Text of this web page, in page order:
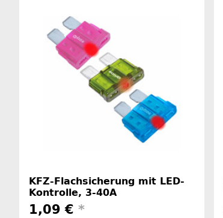
KFZ-Flachsicherung mit LED-
Kontrolle, 3-40A
1,09 € *